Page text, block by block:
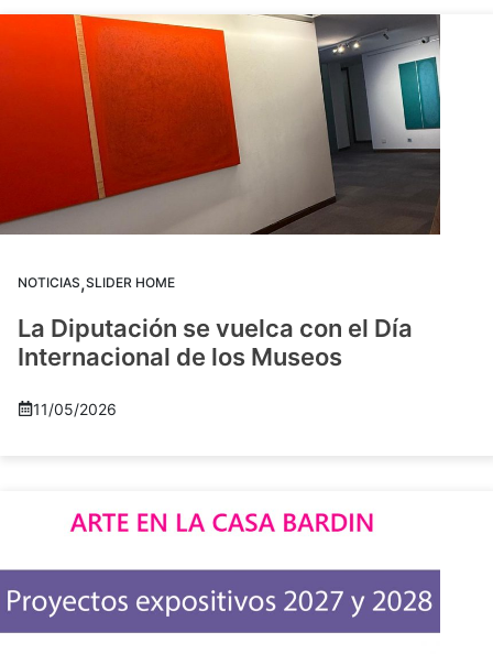
NOTICIAS,SLIDER HOME
La Diputación se vuelca con el Día
Internacional de los Museos
11/05/2026